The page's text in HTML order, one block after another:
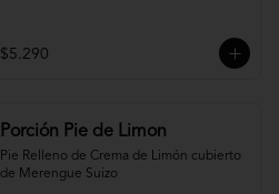
$5.290
Porción Pie de Limon
Pie Relleno de Crema de Limón cubierto
de Merengue Suizo